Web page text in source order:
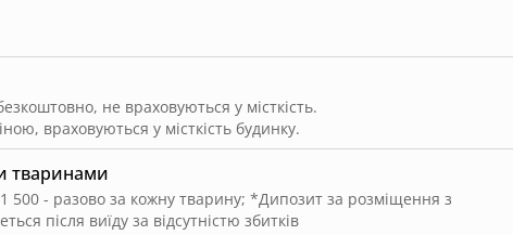
тваринами
500 - разово за кожну тварину; *Дипозит за розміщення з
після виїду за відсутністю збитків
не враховуються у місткість.
враховуються у місткість будинку.